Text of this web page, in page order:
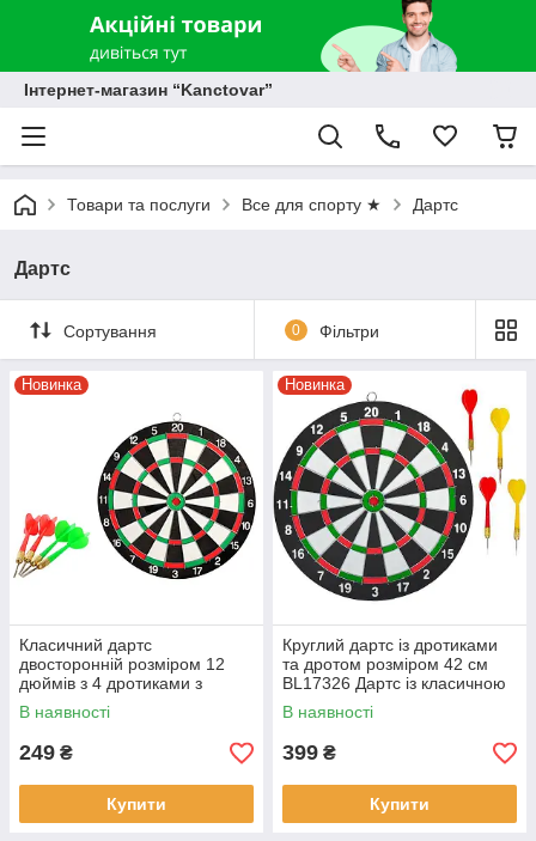
Інтернет-магазин “Kanctovar”
Товари та послуги Все для спорту ★ Дартс
Дартс
Сортування 0 Фільтри
Новинка
Класичний дартс
двосторонній розміром 12
дюймів з 4 дротиками з
голкою MS 0095 Дартс
класичний з мішенню
В наявності
249 ₴
Купити
Новинка
Круглий дартс із дротиками
та дротом розміром 42 см
BL17326 Дартс із класичною
мішенню
В наявності
399 ₴
Купити